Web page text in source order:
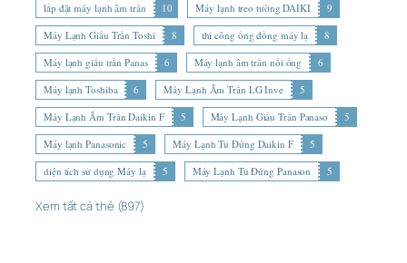
lắp đặt máy lạnh âm trần
10 Máy lạnh treo tường DAIKI
9
Máy Lạnh Giấu Trần Toshi
8 thi công ống đồng máy lạ
8
Máy lạnh giấu trần Panas
6 Máy lạnh âm trần nối ống
6
Máy lạnh Toshiba
6 Máy Lạnh Âm Trần LG Inve
5
Máy Lạnh Âm Trần Daikin F
5 Máy Lạnh Giấu Trần Panaso
5
Máy lạnh Panasonic
5 Máy Lạnh Tủ Đứng Daikin F
5
diện tích sử dụng Máy lạ
5 Máy Lạnh Tủ Đứng Panason 5
Xem tất cả thẻ (897)